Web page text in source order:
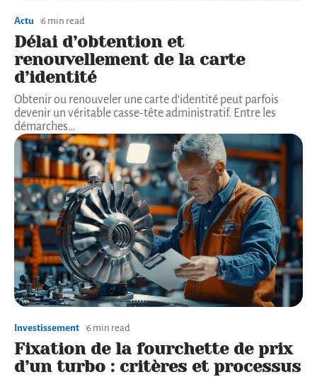
Actu 6 min read
Délai d’obtention et
renouvellement de la carte
d’identité
Obtenir ou renouveler une carte d'identité peut parfois
devenir un véritable casse-tête administratif. Entre les
démarches…
Investissement 6 min read
Fixation de la fourchette de prix
d’un turbo : critères et processus